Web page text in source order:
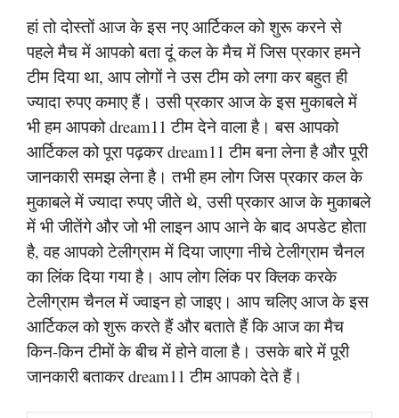
हां तो दोस्तों आज के इस नए आर्टिकल को शुरू करने से
पहले मैच में आपको बता दूं कल के मैच में जिस प्रकार हमने
टीम दिया था, आप लोगों ने उस टीम को लगा कर बहुत ही
ज्यादा रुपए कमाए हैं। उसी प्रकार आज के इस मुकाबले में
भी हम आपको dream11 टीम देने वाला है। बस आपको
आर्टिकल को पूरा पढ़कर dream11 टीम बना लेना है और पूरी
जानकारी समझ लेना है। तभी हम लोग जिस प्रकार कल के
मुकाबले में ज्यादा रुपए जीते थे, उसी प्रकार आज के मुकाबले
में भी जीतेंगे और जो भी लाइन आप आने के बाद अपडेट होता
है, वह आपको टेलीग्राम में दिया जाएगा नीचे टेलीग्राम चैनल
का लिंक दिया गया है। आप लोग लिंक पर क्लिक करके
टेलीग्राम चैनल में ज्वाइन हो जाइए। आप चलिए आज के इस
आर्टिकल को शुरू करते हैं और बताते हैं कि आज का मैच
किन-किन टीमों के बीच में होने वाला है। उसके बारे में पूरी
जानकारी बताकर dream11 टीम आपको देते हैं।